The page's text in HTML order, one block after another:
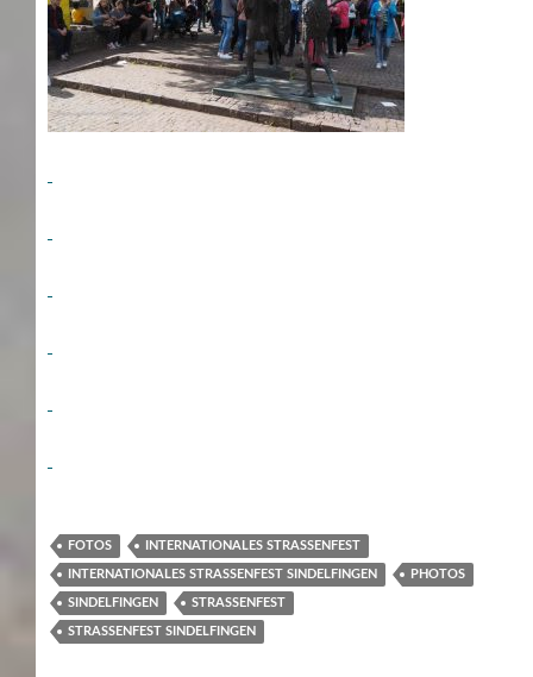
FOTOS INTERNATIONALES STRASSENFEST
INTERNATIONALES STRASSENFEST SINDELFINGEN PHOTOS
SINDELFINGEN STRASSENFEST
STRASSENFEST SINDELFINGEN